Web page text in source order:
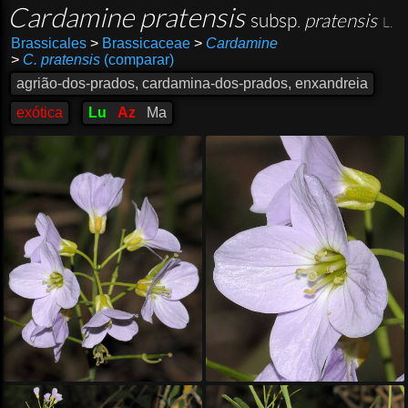
Cardamine pratensis subsp. pratensis
Brassicales >Brassicaceae > Cardamine
> C. pratensis(comparar)
agrião-dos-prados, cardamina-dos-prados, enxandreia
exótica
Lu Az Ma